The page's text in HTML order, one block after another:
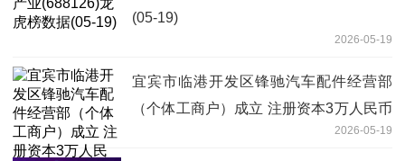
(05-19)
2026-05-19
宜宾市临港开发区锋驰汽车配件经营部
（个体工商户）成立 注册资本3万人民币
2026-05-19